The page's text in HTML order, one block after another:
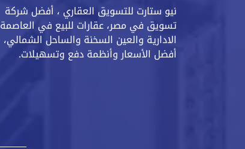
نيو ستارت للتسويق العقاري ، أفضل شركة
تسويق في مصر، عقارات للبيع في العاصمة
الادارية والعين السخنة والساحل الشمالي،
أفضل الأسعار وأنظمة دفع وتسهيلات.